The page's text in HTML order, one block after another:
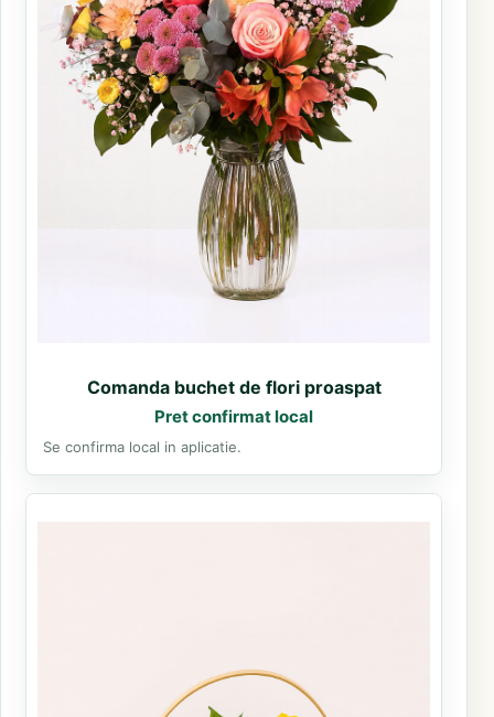
Comanda buchet de flori proaspat
Pret confirmat local
Se confirma local in aplicatie.